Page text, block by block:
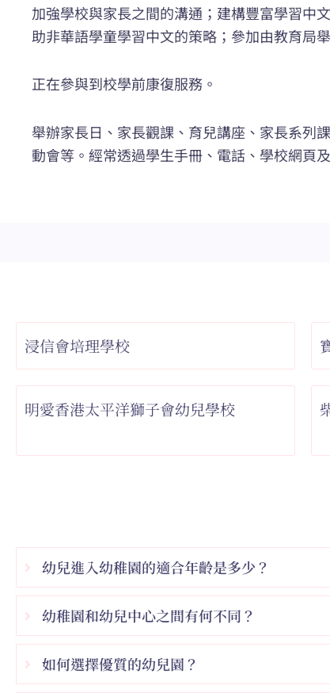
加強學校與家長之間的溝通；建構豐富學習中
助非華語學童學習中文的策略；參加由教育局
正在參與到校學前康復服務。
舉辦家長日、家長觀課、育兒講座、家長系列
動會等。經常透過學生手冊、電話、學校網頁
浸信會培理學校
明愛香港太平洋獅子會幼兒學校
幼兒進入幼稚園的適合年齡是多少？
幼稚園和幼兒中心之間有何不同？
如何選擇優質的幼兒園？